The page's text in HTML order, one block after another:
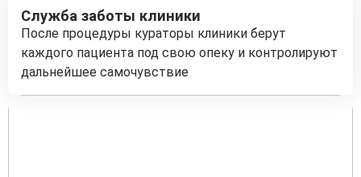
Служба заботы клиники
После процедуры кураторы клиники берут
каждого пациента под свою опеку и контролируют
дальнейшее самочувствие